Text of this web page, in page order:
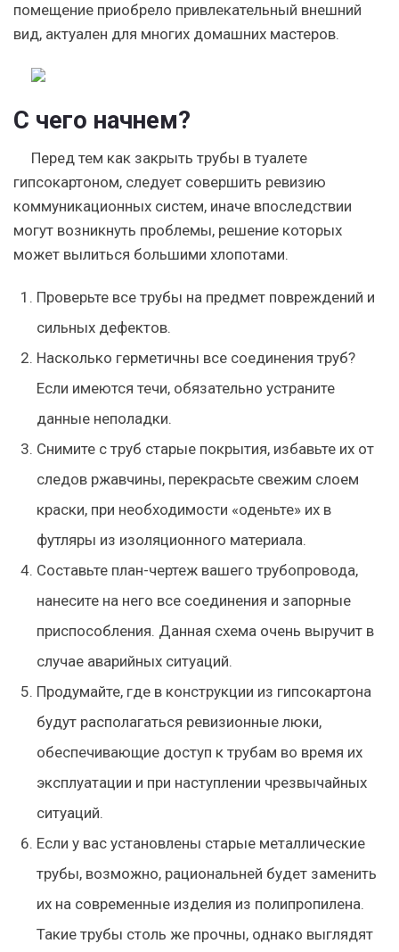
помещение приобрело привлекательный внешний
вид, актуален для многих домашних мастеров.
С чего начнем?
Перед тем как закрыть трубы в туалете
гипсокартоном, следует совершить ревизию
коммуникационных систем, иначе впоследствии
могут возникнуть проблемы, решение которых
может вылиться большими хлопотами.
Проверьте все трубы на предмет повреждений и
сильных дефектов.
Насколько герметичны все соединения труб?
Если имеются течи, обязательно устраните
данные неполадки.
Снимите с труб старые покрытия, избавьте их от
следов ржавчины, перекрасьте свежим слоем
краски, при необходимости «оденьте» их в
футляры из изоляционного материала.
Составьте план-чертеж вашего трубопровода,
нанесите на него все соединения и запорные
приспособления. Данная схема очень выручит в
случае аварийных ситуаций.
Продумайте, где в конструкции из гипсокартона
будут располагаться ревизионные люки,
обеспечивающие доступ к трубам во время их
эксплуатации и при наступлении чрезвычайных
ситуаций.
Если у вас установлены старые металлические
трубы, возможно, рациональней будет заменить
их на современные изделия из полипропилена.
Такие трубы столь же прочны, однако выглядят